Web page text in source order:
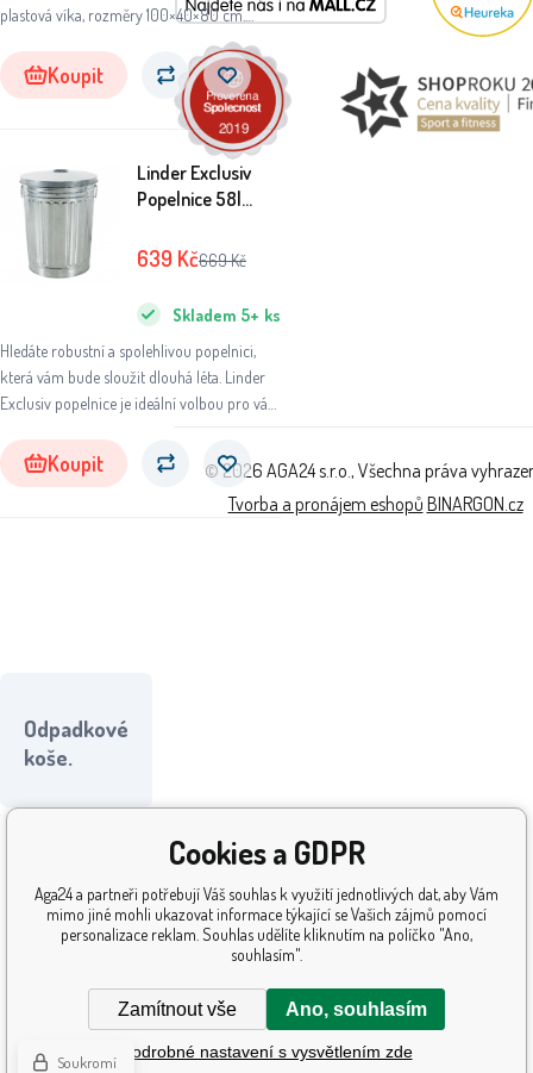
plastová víka, rozměry 100×40×80 cm.
Ideální pro třídění odpadu v domácnosti i
exteriéru.Koupit
Linder Exclusiv
Popelnice 58l
Hledáte robustní a spolehlivou popelnici,
která vám bude sloužit dlouhá léta. Linder
Exclusiv popelnice je ideální volbou pro váš
domov, zahradu nebo chatu.
Skladem 5+ ks
639 Kč669Kč
Koupit
Odpadkové
koše.
© 2026 AGA24 s.r.o., Všechna práva
Tvorba a pronájem eshopů BINARGON.cz
Cookies a GDPR
Aga24 a partneři potřebují Váš souhlas k využití jednotlivých dat, aby Vám
mimo jiné mohli ukazovat informace týkající se Vašich zájmů pomocí
personalizace reklam. Souhlas udělíte kliknutím na políčko "Ano,
souhlasím".
Zamítnout vše Ano, souhlasím
Podrobné nastavení s vysvětlením zde
Soukromí